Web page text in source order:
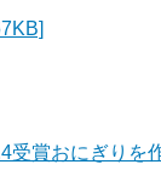
受賞おにぎりを